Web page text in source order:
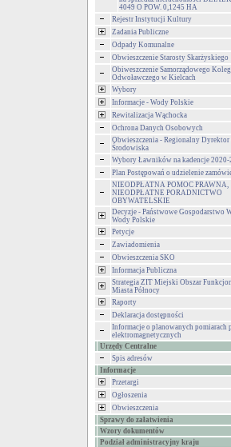
4049 O POW. 0,1245 HA
Rejestr Instytucji Kultury
Zadania Publiczne
Odpady Komunalne
Obwieszczenie Starosty Skarżyskiego
Obiweszczenie Samorządowego
Odwoławczego w Kielcach
Wybory
Informacje - Wody Polskie
Rewitalizacja Wąchocka
Ochrona Danych Osobowych
Obwieszczenia - Regionalny
Środowiska
Wybory Ławników na kadencje 2020-
Plan Postępowań o udzielenie
NIEODPŁATNA POMOC PRAWNA,
NIEODPŁATNE PORADNICTWO
OBYWATELSKIE
Decyzje - Państwowe Gospodarstwo
Wody Polskie
Petycje
Zawiadomienia
Obwieszczenia SKO
Informacja Publiczna
Strategia ZIT Miejski Obszar
Miasta Północy
Raporty
Deklaracja dostępności
Informacje o planowanych pomiarach
elektromagnetycznych
Urzędy Centralne
Spis adresów
Informacje
Przetargi
Ogłoszenia
Obwieszczenia
Sprawy do załatwienia
Wzory dokumentów
Podział administracyjny kraju